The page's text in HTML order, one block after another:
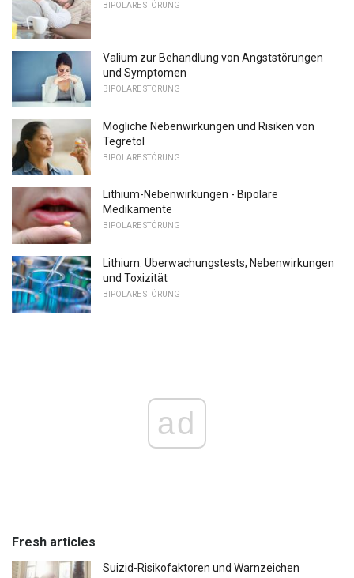
BIPOLARE STÖRUNG
Valium zur Behandlung von Angststörungen
und Symptomen
BIPOLARE STÖRUNG
Mögliche Nebenwirkungen und Risiken von
Tegretol
BIPOLARE STÖRUNG
Lithium-Nebenwirkungen - Bipolare
Medikamente
BIPOLARE STÖRUNG
Lithium: Überwachungstests, Nebenwirkungen
und Toxizität
BIPOLARE STÖRUNG
ad
Fresh articles
Suizid-Risikofaktoren und Warnzeichen